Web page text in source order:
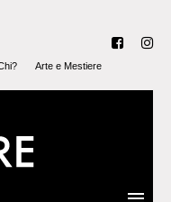
Arte e Mestiere